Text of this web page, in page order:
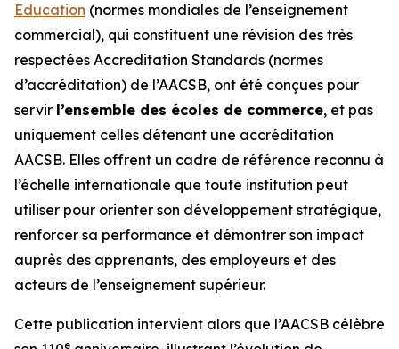
Education (normes mondiales de l’enseignement
commercial), qui constituent une révision des très
respectées Accreditation Standards (normes
d’accréditation) de l’AACSB, ont été conçues pour
servir l’ensemble des écoles de commerce, et pas
uniquement celles détenant une accréditation
AACSB. Elles offrent un cadre de référence reconnu à
l’échelle internationale que toute institution peut
utiliser pour orienter son développement stratégique,
renforcer sa performance et démontrer son impact
auprès des apprenants, des employeurs et des
acteurs de l’enseignement supérieur.
Cette publication intervient alors que l’AACSB célèbre
e